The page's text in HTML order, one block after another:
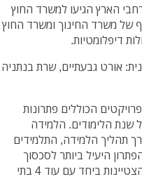
מ- 16 בתי ספר מרחבי הארץ הגיעו למשרד החוץ
של משרד החינוך ומשרד החוץ
דיפלומטיות.
אורט גבעתיים, שרת בנתניה
הכוללים פתרונות
שנת הלימודים. הלמידה
תהליך הלמידה, התלמידים
היעיל ביותר לסכסוך
הנבחר ובמהלך יום השיא בית הספר שרת קיבל תעודת הצטיינות ביחד עם עוד 4 בתי